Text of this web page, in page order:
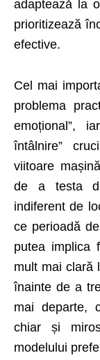
adaptează la
prioritizează
efective.
Cel mai
problema
emoțional”,
întâlnire”
viitoare
de a testa
indiferent de
ce perioadă
putea implica
mult mai clară
înainte de a
mai departe,
chiar și
modelului